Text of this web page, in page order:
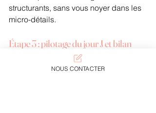
structurants, sans vous noyer dans les
micro-détails.
Étape 3 : pilotage du jour J et bilan
Le jour J, l’équipe coordination arrive
en amont pour superviser les
NOUS CONTACTER